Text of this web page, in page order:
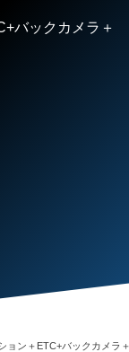
バックカメラ＋
ン＋ETC+バックカメラ